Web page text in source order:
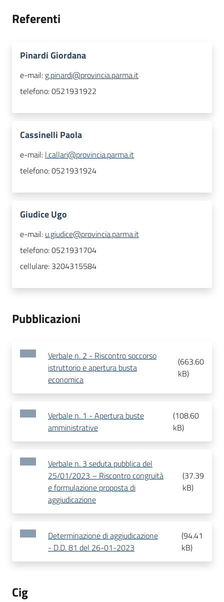
Referenti
Pinardi Giordana
e-mail: g.pinardi@provincia.parma.it
telefono:0521931922
Cassinelli Paola
e-mail: l.callari@provincia.parma.it
telefono:0521931924
Giudice Ugo
e-mail: u.giudice@provincia.parma.it
telefono:0521931704
cellulare: 3204315584
Pubblicazioni
Verbale n. 2 - Riscontro soccorso
istruttorio e apertura busta
economica
(663.60
kB)
Verbale n. 1 - Apertura buste
amministrative
(108.60
kB)
Verbale n. 3 seduta pubblica del
25/01/2023 – Riscontro congruità
e formulazione proposta di
aggiudicazione
(37.39
kB)
Determinazione di aggiudicazione
- D.D. 81 del 26-01-2023
(94.41
kB)
Cig